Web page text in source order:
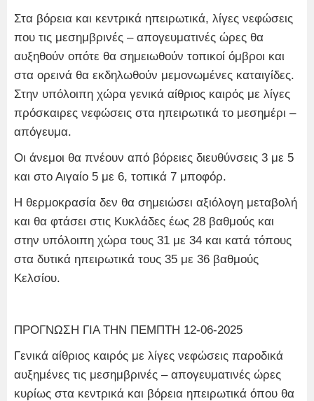
Στα βόρεια και κεντρικά ηπειρωτικά, λίγες νεφώσεις
που τις μεσημβρινές – απογευματινές ώρες θα
αυξηθούν οπότε θα σημειωθούν τοπικοί όμβροι και
στα ορεινά θα εκδηλωθούν μεμονωμένες καταιγίδες.
Στην υπόλοιπη χώρα γενικά αίθριος καιρός με λίγες
πρόσκαιρες νεφώσεις στα ηπειρωτικά το μεσημέρι –
απόγευμα.
Οι άνεμοι θα πνέουν από βόρειες διευθύνσεις 3 με 5
και στο Αιγαίο 5 με 6, τοπικά 7 μποφόρ.
Η θερμοκρασία δεν θα σημειώσει αξιόλογη μεταβολή
και θα φτάσει στις Κυκλάδες έως 28 βαθμούς και
στην υπόλοιπη χώρα τους 31 με 34 και κατά τόπους
στα δυτικά ηπειρωτικά τους 35 με 36 βαθμούς
Κελσίου.
ΠΡΟΓΝΩΣΗ ΓΙΑ ΤΗΝ ΠΕΜΠΤΗ 12-06-2025
Γενικά αίθριος καιρός με λίγες νεφώσεις παροδικά
αυξημένες τις μεσημβρινές – απογευματινές ώρες
κυρίως στα κεντρικά και βόρεια ηπειρωτικά όπου θα